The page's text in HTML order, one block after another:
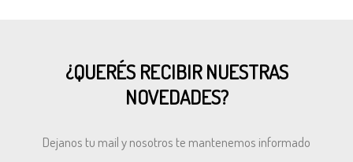
¿QUERÉS RECIBIR NUESTRAS
NOVEDADES?
Dejanos tu mail y nosotros te mantenemos informado